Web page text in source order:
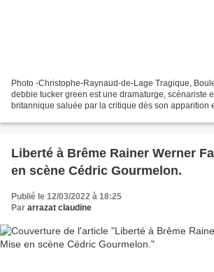
Photo -Christophe-Raynaud-de-Lage Tragique,
debbie tucker green est une dramaturge, scénariste
britannique saluée par la critique dès son apparition
Liberté à Brême Rainer Werner
en scène Cédric Gourmelon.
Publié le 12/03/2022 à 18:25
Par arrazat claudine